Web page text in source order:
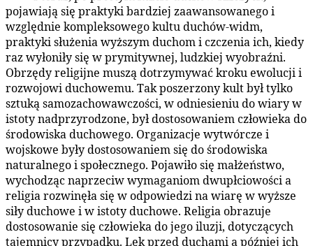
pojawiają się praktyki bardziej zaawansowanego i
względnie kompleksowego kultu duchów-widm,
praktyki służenia wyższym duchom i czczenia ich, kiedy
raz wyłoniły się w prymitywnej, ludzkiej wyobraźni.
Obrzędy religijne muszą dotrzymywać kroku ewolucji i
rozwojowi duchowemu. Tak poszerzony kult był tylko
sztuką samozachowawczości, w odniesieniu do wiary w
istoty nadprzyrodzone, był dostosowaniem człowieka do
środowiska duchowego. Organizacje wytwórcze i
wojskowe były dostosowaniem się do środowiska
naturalnego i społecznego. Pojawiło się małżeństwo,
wychodząc naprzeciw wymaganiom dwupłciowości a
religia rozwinęła się w odpowiedzi na wiarę w wyższe
siły duchowe i w istoty duchowe. Religia obrazuje
dostosowanie się człowieka do jego iluzji, dotyczących
tajemnicy przypadku. Lęk przed duchami a później ich